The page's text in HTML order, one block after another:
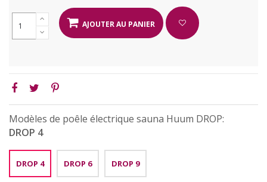
AJOUTER AU PANIER
Modèles de poêle électrique sauna Huum DROP:
DROP 4
DROP 4 DROP 6 DROP 9